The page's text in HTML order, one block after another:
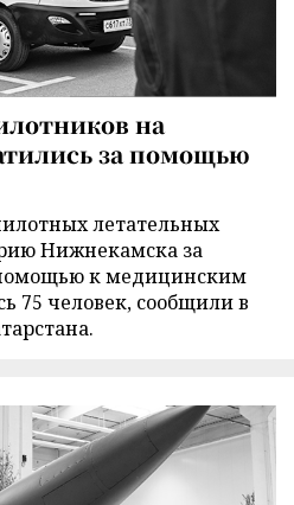
на
за помощью
летательных
Нижнекамска за
к медицинским
75 человек, сообщили в